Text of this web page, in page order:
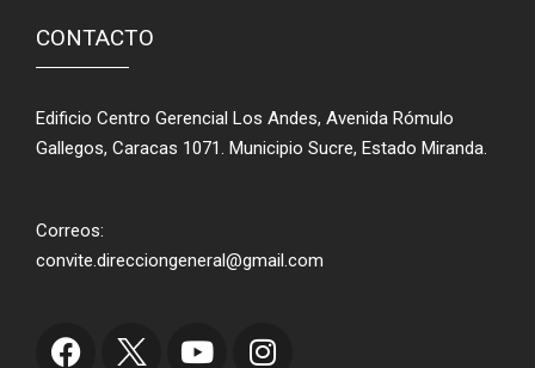
CONTACTO
Edificio Centro Gerencial Los Andes, Avenida Rómulo
Gallegos, Caracas 1071. Municipio Sucre, Estado Miranda.
Correos:
convite.direcciongeneral@gmail.com